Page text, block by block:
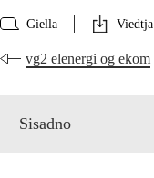
Giella Viedtja
vg2 elenergi og ekom
Sisadno